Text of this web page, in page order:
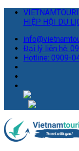
HIỆP HỘI DU
Đại lý liên hệ:
Hotline: 0909-